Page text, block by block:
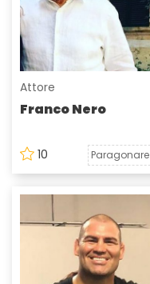
Attore
Franco Nero
10 Paragonare